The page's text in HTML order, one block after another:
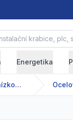
krabice, plc,
Energetika
Přípojnicové nízkonapětové systémy